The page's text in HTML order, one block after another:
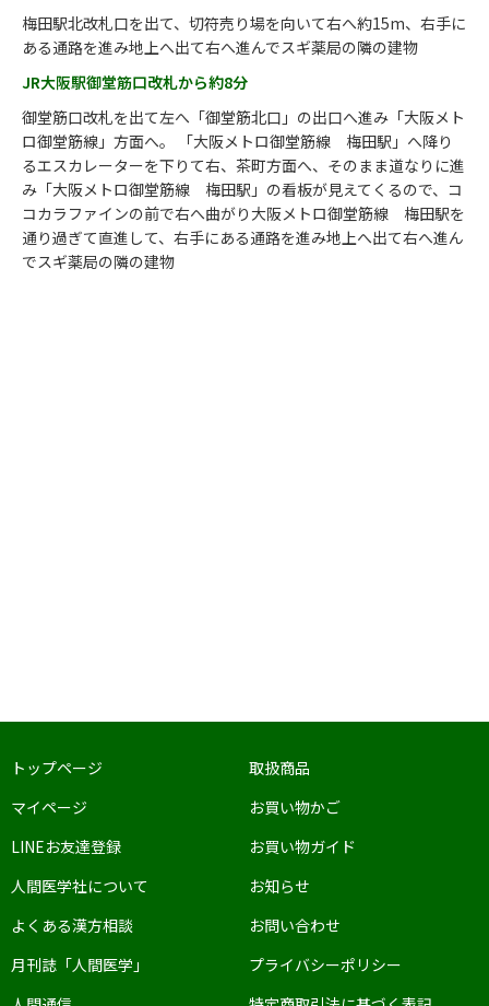
梅田駅北改札口を出て、切符売り場を向いて右へ約15m、右手に
ある通路を進み地上へ出て右へ進んでスギ薬局の隣の建物
JR大阪駅御堂筋口改札から約8分
御堂筋口改札を出て左へ「御堂筋北口」の出口へ進み「大阪メト
ロ御堂筋線」方面へ。 「大阪メトロ御堂筋線 梅田駅」へ降り
るエスカレーターを下りて右、茶町方面へ、そのまま道なりに進
み「大阪メトロ御堂筋線 梅田駅」の看板が見えてくるので、コ
コカラファインの前で右へ曲がり大阪メトロ御堂筋線 梅田駅を
通り過ぎて直進して、右手にある通路を進み地上へ出て右へ進ん
でスギ薬局の隣の建物
トップページ
マイページ
LINEお友達登録
取扱商品
お買い物かご
お買い物ガイド
人間医学社について
よくある漢方相談
月刊誌「人間医学」
お知らせ
お問い合わせ
プライバシーポリシー